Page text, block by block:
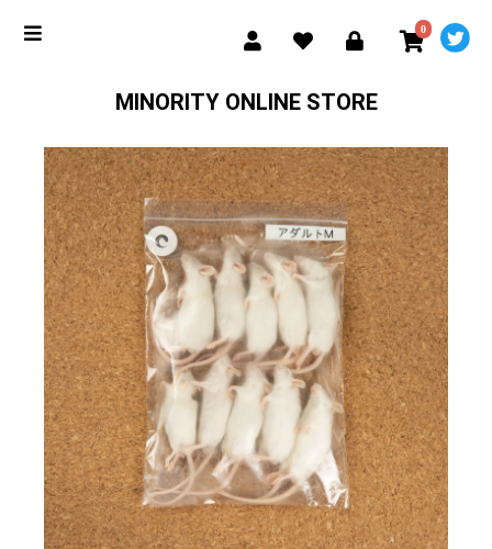
0
MINORITY ONLINE STORE